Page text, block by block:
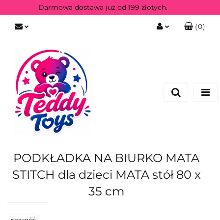
Darmowa dostawa już od 199 złotych.
(0)
PODKŁADKA NA BIURKO MATA
STITCH dla dzieci MATA stół 80 x
35 cm